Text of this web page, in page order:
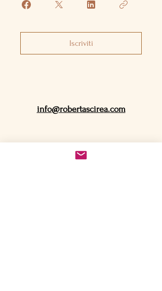
Iscriviti
info@robertascirea.com
Informativesulla Privacy